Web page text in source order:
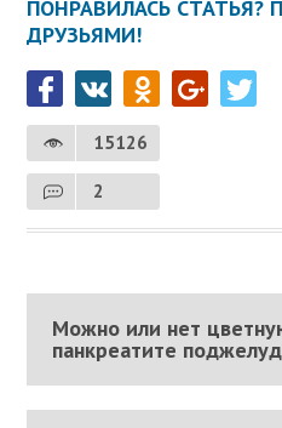
ПОНРАВИЛАСЬ СТАТЬЯ?
ДРУЗЬЯМИ!
15126
2
Можно или нет
панкреатите